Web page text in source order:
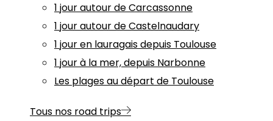
1 jour autour de Carcassonne
1 jour autour de Castelnaudary
1 jour en lauragais depuis Toulouse
1 jour à la mer, depuis Narbonne
Les plages au départ de Toulouse
Tous nos road trips